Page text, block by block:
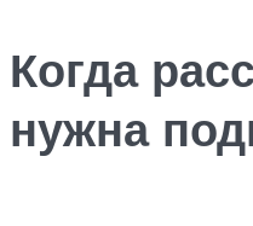
Когда
нужна